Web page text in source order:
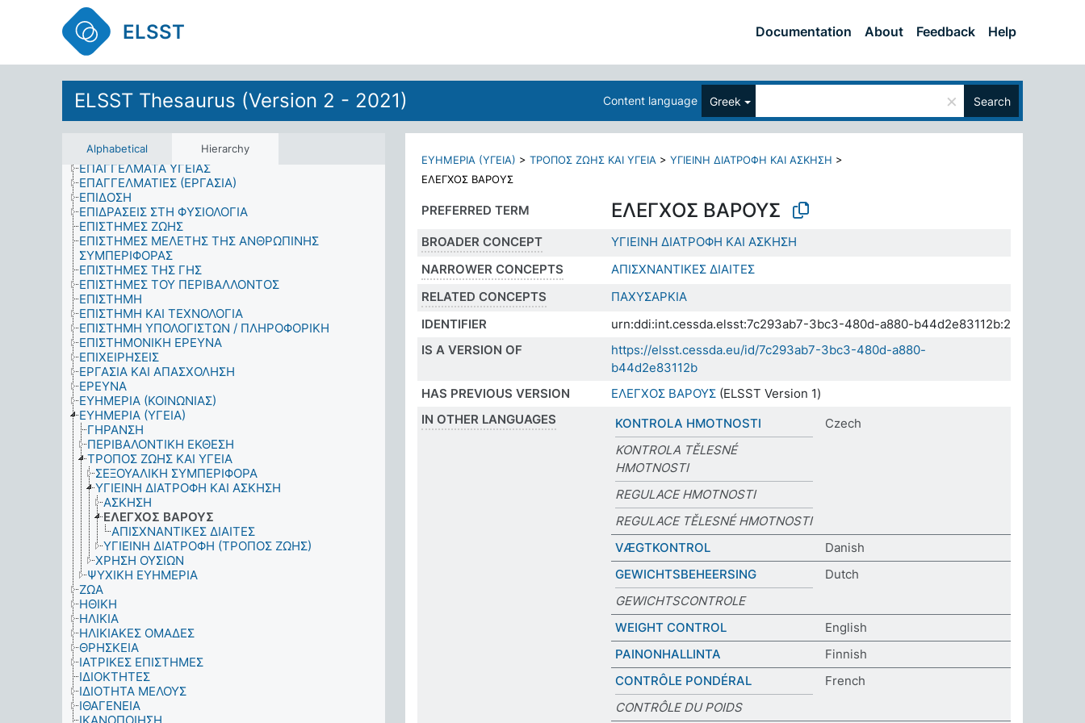
ELSST Documentation About Feedback Help
ELSST Thesaurus (Version 2 - 2021) Content language Greek × Search
Alphabetical Hierarchy
ΕΜΜΟΝΟΙ ΟΡΓΑΝΙΚΟΙ ΡΥΠΟΙ
ΕΜΠΟΡΙΚΕΣ ΕΓΚΑΤΑΣΤΑΣΕΙΣ
ΕΜΦΥΛΕΣ ΟΜΑΔΕΣ ΚΑΙ ΟΜΑΔΕΣ ΣΕΞΟΥΑΛΙΚΟΥ
ΠΡΟΣΑΝΑΤΟΛΙΣΜΟΥ
ΕΝΕΡΓΕΙΑ
ΕΝΟΙΚΙΑΣΤΕΣ
ΕΝΟΠΛΕΣ ΔΥΝΑΜΕΙΣ
ΕΝΣΩΜΑΤΩΣΗ
ΕΞΕΤΑΣΕΙΣ (ΕΚΠΑΙΔΕΥΣΗ)
ΕΠΑΓΓΕΛΜΑΤΑ ΔΙΔΑΣΚΑΛΙΑΣ
ΕΠΑΓΓΕΛΜΑΤΑ ΥΓΕΙΑΣ
ΕΠΑΓΓΕΛΜΑΤΙΕΣ (ΕΡΓΑΣΙΑ)
ΕΠΙΔΟΣΗ
ΕΠΙΔΡΑΣΕΙΣ ΣΤΗ ΦΥΣΙΟΛΟΓΙΑ
ΕΠΙΣΤΗΜΕΣ ΖΩΗΣ
ΕΠΙΣΤΗΜΕΣ ΜΕΛΕΤΗΣ ΤΗΣ ΑΝΘΡΩΠΙΝΗΣ
ΣΥΜΠΕΡΙΦΟΡΑΣ
ΕΠΙΣΤΗΜΕΣ ΤΗΣ ΓΗΣ
ΕΠΙΣΤΗΜΕΣ ΤΟΥ ΠΕΡΙΒΑΛΛΟΝΤΟΣ
ΕΠΙΣΤΗΜΗ
ΕΠΙΣΤΗΜΗ ΚΑΙ ΤΕΧΝΟΛΟΓΙΑ
ΕΠΙΣΤΗΜΗ ΥΠΟΛΟΓΙΣΤΩΝ / ΠΛΗΡΟΦΟΡΙΚΗ
ΕΠΙΣΤΗΜΟΝΙΚΗ ΕΡΕΥΝΑ
ΕΠΙΧΕΙΡΗΣΕΙΣ
ΕΡΓΑΣΙΑ ΚΑΙ ΑΠΑΣΧΟΛΗΣΗ
ΕΡΕΥΝΑ
ΕΥΗΜΕΡΙΑ (ΚΟΙΝΩΝΙΑΣ)
ΕΥΗΜΕΡΙΑ (ΥΓΕΙΑ)
ΓΗΡΑΝΣΗ
ΠΕΡΙΒΑΛΟΝΤΙΚΗ ΕΚΘΕΣΗ
ΤΡΟΠΟΣ ΖΩΗΣ ΚΑΙ ΥΓΕΙΑ
ΣΕΞΟΥΑΛΙΚΗ ΣΥΜΠΕΡΙΦΟΡΑ
ΥΓΙΕΙΝΗ ΔΙΑΤΡΟΦΗ ΚΑΙ ΑΣΚΗΣΗ
ΑΣΚΗΣΗ
ΕΛΕΓΧΟΣ ΒΑΡΟΥΣ
ΑΠΙΣΧΝΑΝΤΙΚΕΣ ΔΙΑΙΤΕΣ
ΥΓΙΕΙΝΗ ΔΙΑΤΡΟΦΗ (ΤΡΟΠΟΣ ΖΩΗΣ)
ΧΡΗΣΗ ΟΥΣΙΩΝ
ΨΥΧΙΚΗ ΕΥΗΜΕΡΙΑ
ΖΩΑ
ΗΘΙΚΗ
ΗΛΙΚΙΑ
ΗΛΙΚΙΑΚΕΣ ΟΜΑΔΕΣ
ΘΡΗΣΚΕΙΑ
ΙΑΤΡΙΚΕΣ ΕΠΙΣΤΗΜΕΣ
ΙΔΙΟΚΤΗΤΕΣ
ΙΔΙΟΤΗΤΑ ΜΕΛΟΥΣ
ΙΘΑΓΕΝΕΙΑ
ΕΥΗΜΕΡΙΑ (ΥΓΕΙΑ) > ΤΡΟΠΟΣ ΖΩΗΣ ΚΑΙ ΥΓΕΙΑ > ΥΓΙΕΙΝΗ ΔΙΑΤΡΟΦΗ ΚΑΙ ΑΣΚΗΣΗ >
ΕΛΕΓΧΟΣ ΒΑΡΟΥΣ
PREFERRED TERM ΕΛΕΓΧΟΣ ΒΑΡΟΥΣ
BROADER CONCEPT
ΥΓΙΕΙΝΗ ΔΙΑΤΡΟΦΗ ΚΑΙ ΑΣΚΗΣΗ
NARROWER CONCEPTS
ΑΠΙΣΧΝΑΝΤΙΚΕΣ ΔΙΑΙΤΕΣ
RELATED CONCEPTS
ΠΑΧΥΣΑΡΚΙΑ
IDENTIFIER
urn:ddi:int.cessda.elsst:7c293ab7-3bc3-480d-a880-b44d2e83112b:2
IS A VERSION OF
https://elsst.cessda.eu/id/7c293ab7-3bc3-480d-a880-
b44d2e83112b
HAS PREVIOUS VERSION
ΕΛΕΓΧΟΣ ΒΑΡΟΥΣ (ELSST Version 1)
IN OTHER LANGUAGES
KONTROLA HMOTNOSTI
Czech
KONTROLA TĚLESNÉ
HMOTNOSTI
REGULACE HMOTNOSTI
REGULACE TĚLESNÉ HMOTNOSTI
VÆGTKONTROL
Danish
GEWICHTSBEHEERSING
Dutch
GEWICHTSCONTROLE
WEIGHT CONTROL
English
PAINONHALLINTA
Finnish
CONTRÔLE PONDÉRAL
French
CONTRÔLE DU POIDS